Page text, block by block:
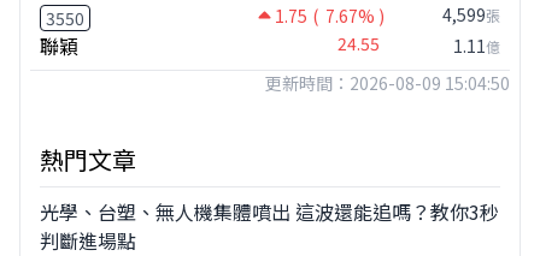
3550 1.75 ( 7.67% )
聯穎 24.55
4,599張
1.11億
更新時間：2026-08-09 15:04:50
熱門文章
光學、台塑、無人機集體噴出 這波還能追嗎？教你3秒
判斷進場點